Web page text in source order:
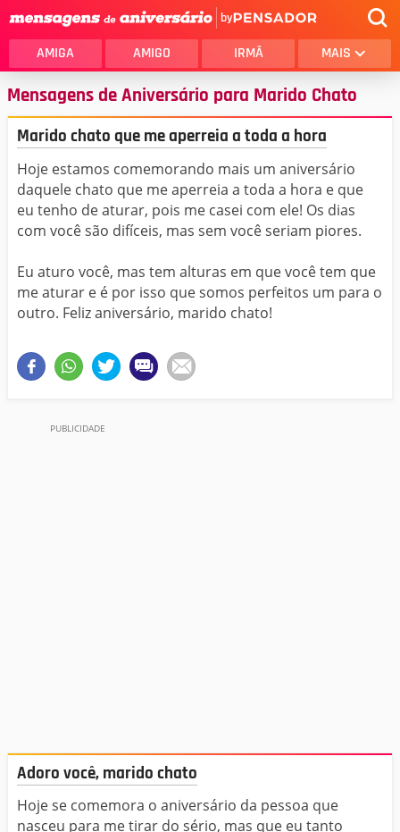
by
AMIGA AMIGO IRMÃ MAIS
Mensagens de Aniversário para Marido Chato
Marido chato que me aperreia a toda a hora
Hoje estamos comemorando mais um aniversário
daquele chato que me aperreia a toda a hora e que
eu tenho de aturar, pois me casei com ele! Os dias
com você são difíceis, mas sem você seriam piores.
Eu aturo você, mas tem alturas em que você tem que
me aturar e é por isso que somos perfeitos um para o
outro. Feliz aniversário, marido chato!
Adoro você, marido chato
Hoje se comemora o aniversário da pessoa que
nasceu para me tirar do sério, mas que eu tanto